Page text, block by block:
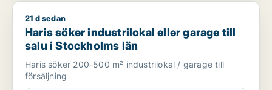
Haris söker industrilokal eller garage till salu i Stockholms län
21 d sedan
Haris söker industrilokal eller garage till
salu i Stockholms län
Haris söker 200-500 m² industrilokal / garage till
försäljning